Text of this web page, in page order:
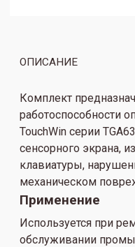
ОПИСАНИЕ
Комплект
работоспособности
TouchWin серии
сенсорного экрана,
клавиатуры,
механическом
Применение
Используется при
обслуживании